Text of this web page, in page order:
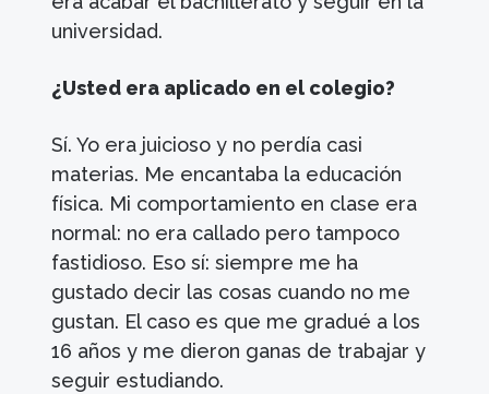
universidad.
¿Usted era aplicado en el colegio?
Sí. Yo era juicioso y no perdía casi
materias. Me encantaba la educación
física. Mi comportamiento en clase era
normal: no era callado pero tampoco
fastidioso. Eso sí: siempre me ha
gustado decir las cosas cuando no me
gustan. El caso es que me gradué a los
16 años y me dieron ganas de trabajar y
seguir estudiando.